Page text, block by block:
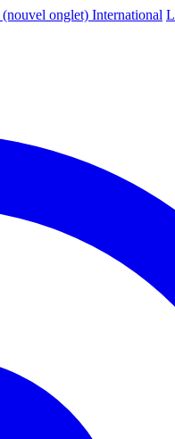
(nouvel onglet) International